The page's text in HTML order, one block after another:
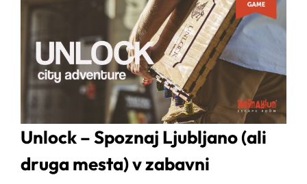
Unlock – Spoznaj Ljubljano (ali
druga mesta) v zabavni